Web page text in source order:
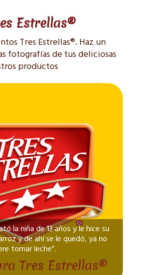
Estrellas®
Tres Estrellas®. Haz un
fotografías de tus deliciosas
productos
la niña de 13 años y le hice su
y de ahí se le quedó, ya no
tomar leche”.
Tres Estrellas®